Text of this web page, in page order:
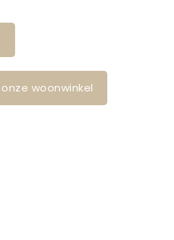
woonwinkel